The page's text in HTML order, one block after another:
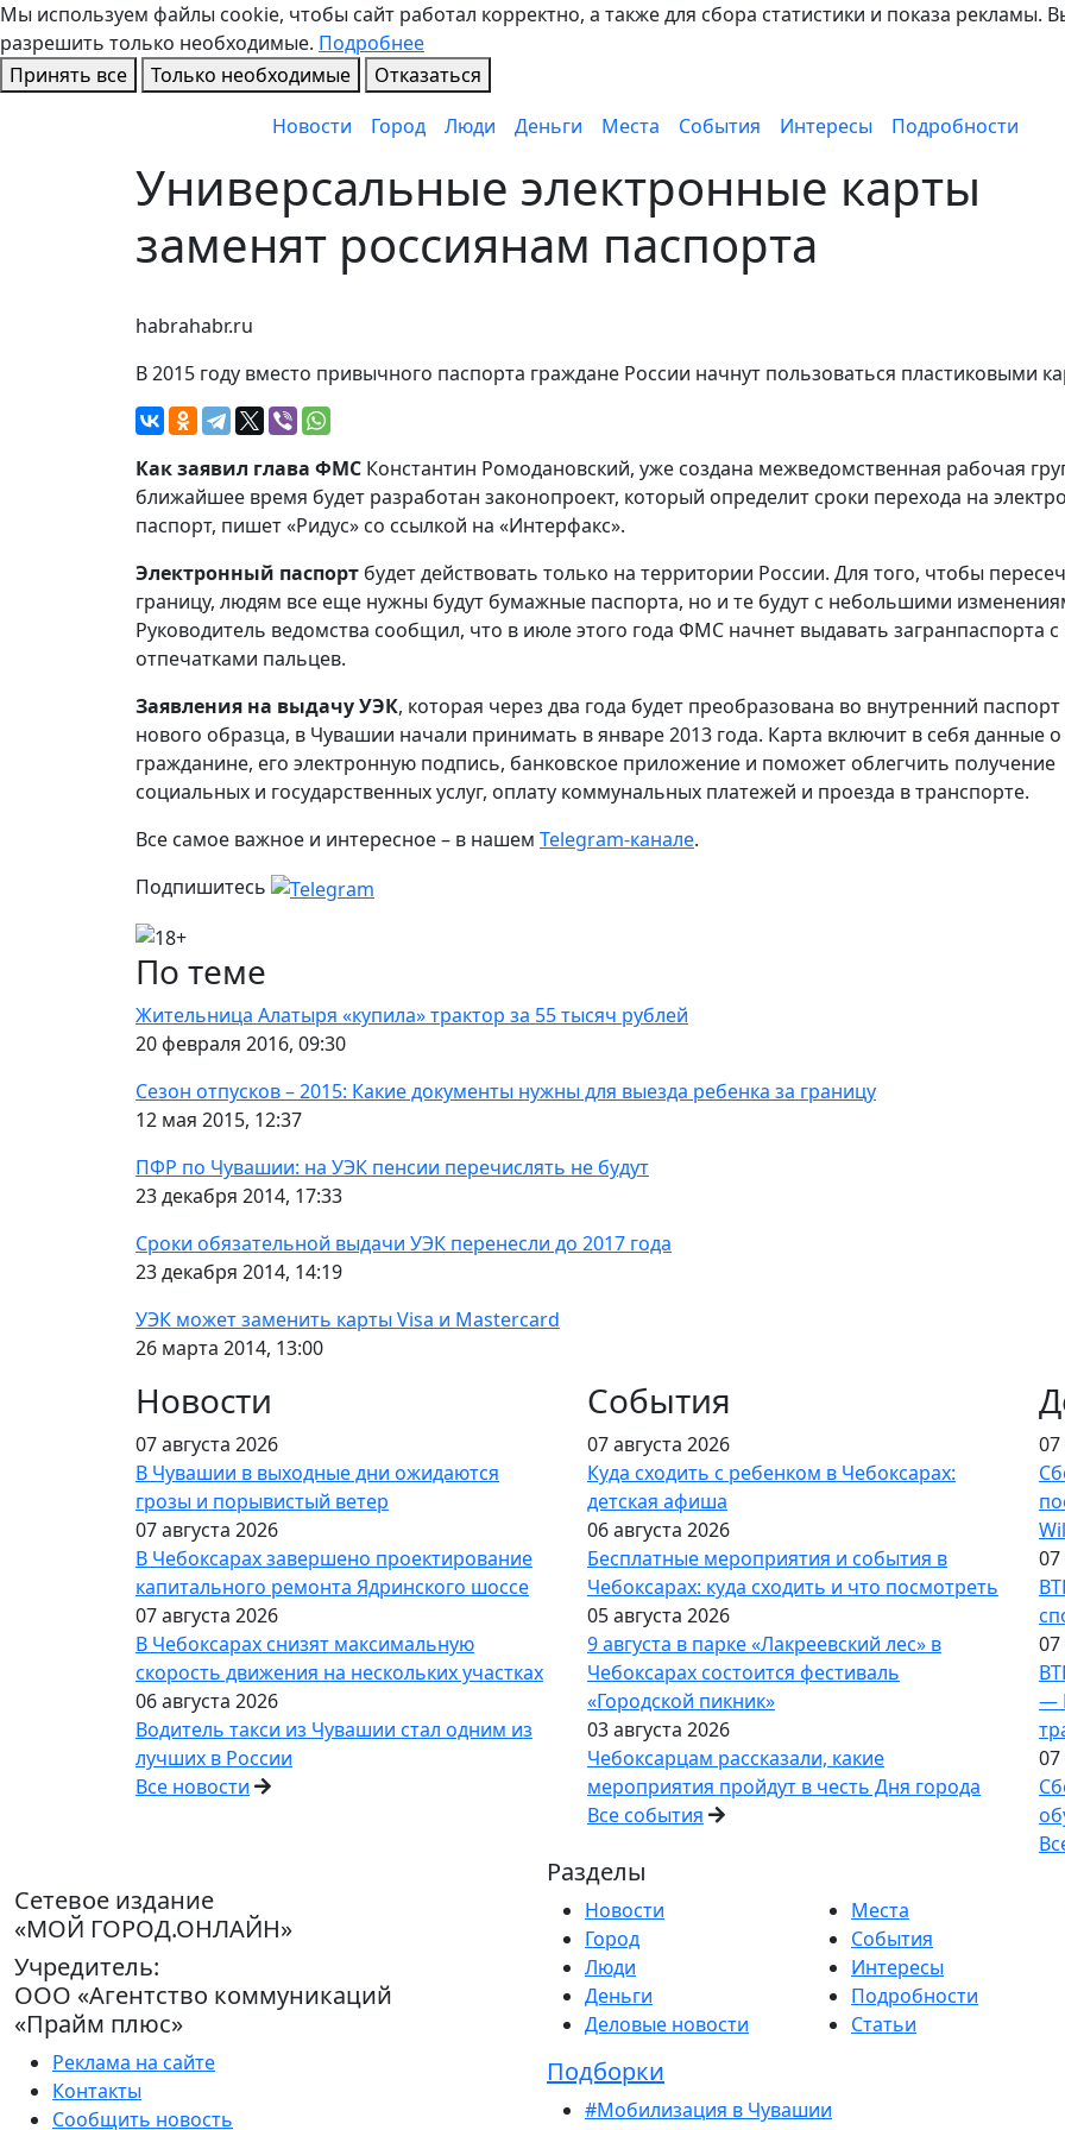
Мы используем файлы cookie, чтобы сайт работал корректно, а также для сбора статистики и показа рекламы.
разрешить только необходимые. Подробнее
Принять все
Только необходимые
Отказаться
Новости
Город Люди Деньги Места События Интересы Подробности
Универсальные электронные карты
заменят россиянам паспорта
habrahabr.ru
В 2015 году вместо привычного паспорта граждане России начнут пользоваться пластиковыми
Как заявил глава ФМС Константин Ромодановский, уже создана межведомственная рабочая
ближайшее время будет разработан законопроект, который определит сроки перехода на
паспорт, пишет «Ридус» со ссылкой на «Интерфакс».
Электронный паспорт будет действовать только на территории России. Для того, чтобы
границу, людям все еще нужны будут бумажные паспорта, но и те будут с небольшими
Руководитель ведомства сообщил, что в июле этого года ФМС начнет выдавать загранпаспорта с
отпечатками пальцев.
Заявления на выдачу УЭК, которая через два года будет преобразована во внутренний паспорт
нового образца, в Чувашии начали принимать в январе 2013 года. Карта включит в себя данные о
гражданине, его электронную подпись, банковское приложение и поможет облегчить получение
социальных и государственных услуг, оплату коммунальных платежей и проезда в транспорте.
Все самое важное и интересное – в нашем Telegram-канале.
Подпишитесь
По теме
Жительница Алатыря «купила» трактор за 55 тысяч рублей
20 февраля 2016, 09:30
Сезон отпусков – 2015: Какие документы нужны для выезда ребенка за границу
12 мая 2015, 12:37
ПФР по Чувашии: на УЭК пенсии перечислять не будут
23 декабря 2014, 17:33
Сроки обязательной выдачи УЭК перенесли до 2017 года
23 декабря 2014, 14:19
УЭК может заменить карты Visa и Mastercard
26 марта 2014, 13:00
Новости
07 августа 2026
В Чувашии в выходные дни ожидаются
грозы и порывистый ветер
07 августа 2026
В Чебоксарах завершено проектирование
капитального ремонта Ядринского шоссе
07 августа 2026
В Чебоксарах снизят максимальную
скорость движения на нескольких участках
06 августа 2026
Водитель такси из Чувашии стал одним из
лучших в России
Все новости
События
07 августа 2026
Куда сходить с ребенком в Чебоксарах:
детская афиша
06 августа 2026
Бесплатные мероприятия и события в
Чебоксарах: куда сходить и что посмотреть
05 августа 2026
9 августа в парке «Лакреевский лес» в
Чебоксарах состоится фестиваль
«Городской пикник»
03 августа 2026
Чебоксарцам рассказали, какие
мероприятия пройдут в честь Дня города
Все события
07
07
07
—
07
Сетевое издание
«МОЙ ГОРОД.ОНЛАЙН»
Учредитель:
ООО «Агентство коммуникаций
«Прайм плюс»
Реклама на сайте
Контакты
Сообщить новость
Разделы
Новости
Город
Люди
Деньги
Деловые новости
Места
События
Интересы
Подробности
Статьи
Подборки
#Мобилизация в Чувашии